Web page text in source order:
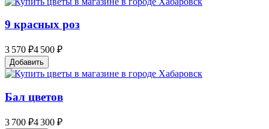
9 красных роз
3 570 ₽4 500 ₽
Добавить
Бал цветов
3 700 ₽4 300 ₽